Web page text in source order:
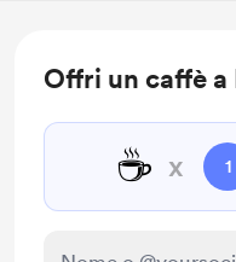
Offri un caffè
☕ x 1